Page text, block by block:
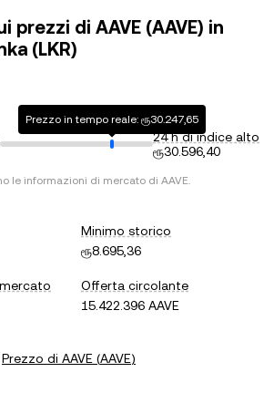
di AAVE (AAVE) in
(LKR)
Prezzo in tempo reale: ரூ30.247,65
24 h di indice alto
ரூ30.596,40
le informazioni di mercato di AAVE.
Minimo storico
ரூ8.695,36
Offerta circolante
15.422.396 AAVE
Prezzo di AAVE (AAVE)